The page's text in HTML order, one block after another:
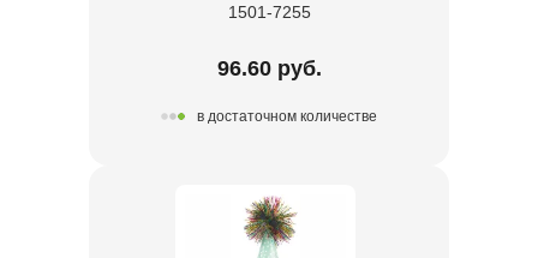
1501-7255
96.60 руб.
в достаточном количестве